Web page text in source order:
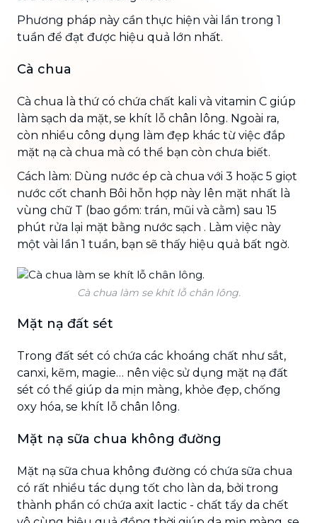
Phương pháp này cần thực hiện vài lần trong 1
tuần để đạt được hiệu quả lớn nhất.
Cà chua
Cà chua là thứ có chứa chất kali và vitamin C giúp
làm sạch da mặt, se khít lỗ chân lông. Ngoài ra,
còn nhiều công dụng làm đẹp khác từ việc đắp
mặt nạ cà chua mà có thể bạn còn chưa biết.
Cách làm: Dùng nước ép cà chua với 3 hoặc 5 giọt
nước cốt chanh Bôi hỗn hợp này lên mặt nhất là
vùng chữ T (bao gồm: trán, mũi và cằm) sau 15
phút rửa lại mặt bằng nước sạch . Làm việc này
một vài lần 1 tuần, bạn sẽ thấy hiệu quả bất ngờ.
Cà chua làm se khít lỗ chân lông.
Mặt nạ đất sét
Trong đất sét có chứa các khoáng chất như sắt,
canxi, kẽm, magie… nên việc sử dụng mặt nạ đất
sét có thể giúp da mịn màng, khỏe đẹp, chống
oxy hóa, se khít lỗ chân lông.
Mặt nạ sữa chua không đường
Mặt nạ sữa chua không đường có chứa sữa chua
có rất nhiều tác dụng tốt cho làn da, bởi trong
thành phần có chứa axit lactic - chất tẩy da chết